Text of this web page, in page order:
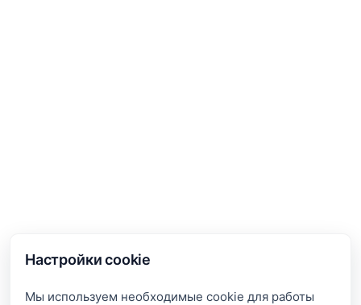
Настройки cookie
Мы используем необходимые cookie для работы